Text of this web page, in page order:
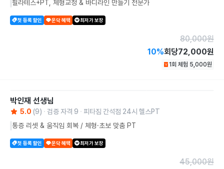
필라테스+PT, 체형교정 & 바디라인 만들기 전문가
첫 등록 할인 운닥 혜택 최저가 보장
80,000원
10%회당72,000원
1회 체험 5,000원
박인재 선생님
5.0 (9) 검증 자격 9
피타짐 간석점 24시 헬스PT
통증 리셋 & 움직임 회복 / 체형·초보 맞춤 PT
첫 등록 할인 운닥 혜택 최저가 보장
45,000원